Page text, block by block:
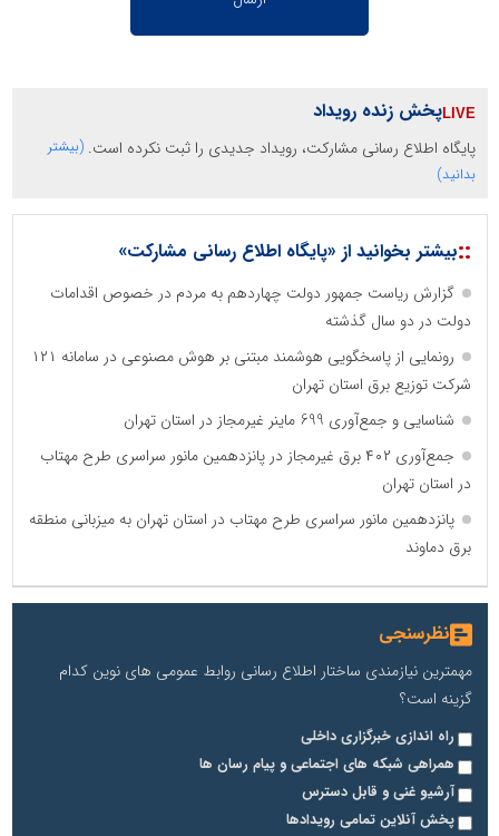
پخش زنده رویداد
پایگاه اطلاع رسانی مشارکت، رویداد جدیدی را ثبت نکرده است. (بیشتر
بدانید)
::بیشتر بخوانید از «پایگاه اطلاع رسانی مشارکت»
گزارش ریاست جمهور دولت چهاردهم به مردم در خصوص اقدامات
دولت در دو سال گذشته
رونمایی از پاسخگویی هوشمند مبتنی بر هوش مصنوعی در سامانه ۱۲۱
شرکت توزیع برق استان تهران
شناسایی و جمع‌آوری 699 ماینر غیرمجاز در استان تهران
جمع‌آوری ۴۰۲ برق غیرمجاز در پانزدهمین مانور سراسری طرح مهتاب
در استان تهران
پانزدهمین مانور سراسری طرح مهتاب در استان تهران به میزبانی منطقه
برق دماوند
نظرسنجی
مهمترین نیازمندی ساختار اطلاع رسانی روابط عمومی های نوین کدام
گزینه است؟
راه اندازی خبرگزاری داخلی
همراهی شبکه های اجتماعی و پیام رسان ها
آرشیو غنی و قابل دسترس
پخش آنلاین تمامی رویدادها